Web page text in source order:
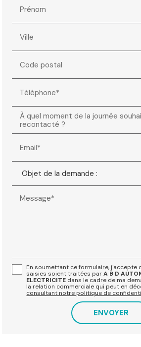
Prénom
Ville
Code postal
Téléphone*
À quel moment de la journée
recontacté ?
Email*
Message*
En soumettant ce formulaire, j'accepte
saisies soient traitées parA B D
ELECTRICITE dans le cadre de ma
la relation commerciale qui peut en
consultant notre politique de